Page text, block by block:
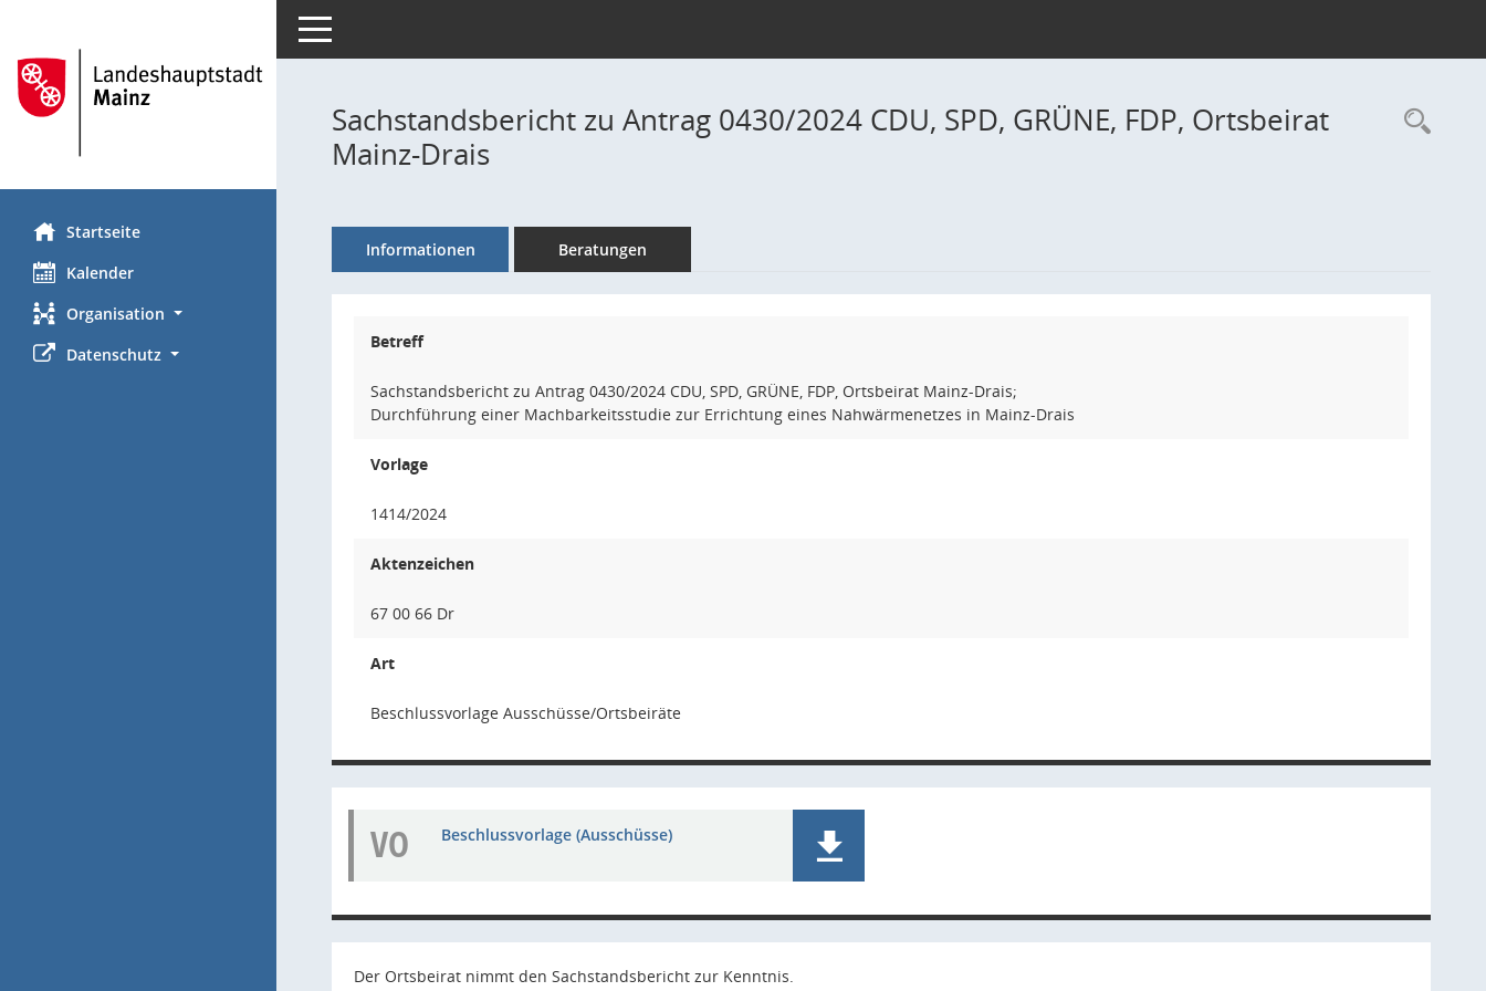
Startseite
Kalender
Organisation
Datenschutz
Toggle navigation
Sachstandsbericht zu Antrag 0430/2024 CDU, SPD, GRÜNE, FDP, Ortsbeirat
Mainz-Drais
Informationen Beratungen
Betreff
Sachstandsbericht zu Antrag 0430/2024 CDU, SPD, GRÜNE, FDP, Ortsbeirat Mainz-Drais;
Durchführung einer Machbarkeitsstudie zur Errichtung eines Nahwärmenetzes in Mainz-Drais
Vorlage
1414/2024
Aktenzeichen
67 00 66 Dr
Art
Beschlussvorlage Ausschüsse/Ortsbeiräte
VO Beschlussvorlage (Ausschüsse)
Der Ortsbeirat nimmt den Sachstandsbericht zur Kenntnis.